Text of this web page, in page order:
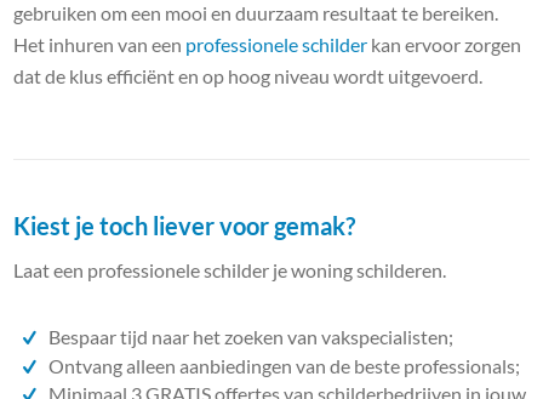
gebruiken om een ​​mooi en duurzaam resultaat te bereiken.
Het inhuren van een professionele schilder kan ervoor zorgen
dat de klus efficiënt en op hoog niveau wordt uitgevoerd.
Kiest je toch liever voor gemak?
Laat een professionele schilder je woning schilderen.
Bespaar tijd naar het zoeken van vakspecialisten;
Ontvang alleen aanbiedingen van de beste professionals;
Minimaal 3 GRATIS offertes van schilderbedrijven in jouw